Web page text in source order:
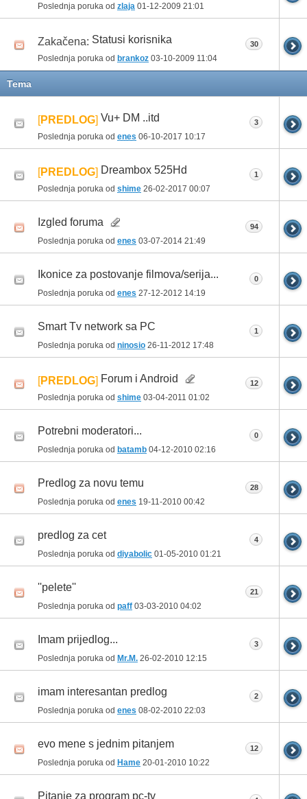
Poslednja poruka od zlaja 01-12-2009 21:01
Zakačena: Statusi korisnika
Poslednja poruka od brankoz 03-10-2009 11:04
30
Tema
[PREDLOG] Vu+ DM ..itd
Poslednja poruka od enes 06-10-2017 10:17
3
[PREDLOG] Dreambox 525Hd
Poslednja poruka od shime 26-02-2017 00:07
1
Izgled foruma
Poslednja poruka od enes 03-07-2014 21:49
94
Ikonice za postovanje filmova/serija...
Poslednja poruka od enes 27-12-2012 14:19
0
Smart Tv network sa PC
Poslednja poruka od ninosio 26-11-2012 17:48
1
[PREDLOG] Forum i Android
Poslednja poruka od shime 03-04-2011 01:02
12
Potrebni moderatori...
Poslednja poruka od batamb 04-12-2010 02:16
0
Predlog za novu temu
Poslednja poruka od enes 19-11-2010 00:42
28
predlog za cet
Poslednja poruka od diyabolic 01-05-2010 01:21
4
''pelete''
Poslednja poruka od paff 03-03-2010 04:02
21
Imam prijedlog...
Poslednja poruka od Mr.M. 26-02-2010 12:15
3
imam interesantan predlog
Poslednja poruka od enes 08-02-2010 22:03
2
evo mene s jednim pitanjem
Poslednja poruka od Hame 20-01-2010 10:22
12
Pitanje za program pc-tv